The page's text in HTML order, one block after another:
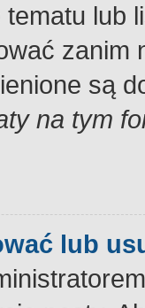
lub
są
na tym
lub